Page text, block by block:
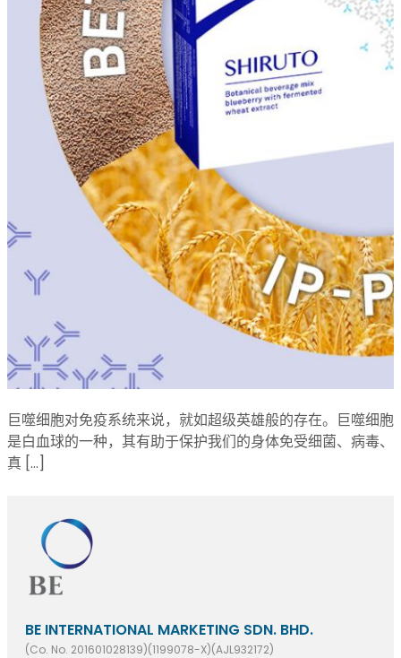
巨噬细胞对免疫系统来说，就如超级英雄般的存在。巨噬细胞
是白血球的一种，其有助于保护我们的身体免受细菌、病毒、
真 […]
BE INTERNATIONAL MARKETING SDN. BHD.
(Co. No. 201601028139)(1199078-X)(AJL932172)